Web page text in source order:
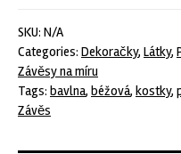
kostky
quantity
SKU: N/A
Categories: Dekoračky, Látky,
Závěsy na míru
Tags: bavlna, béžová, kostky,
Závěs